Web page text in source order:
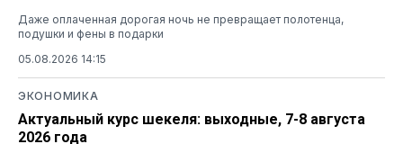
Даже оплаченная дорогая ночь не превращает полотенца,
подушки и фены в подарки
05.08.2026 14:15
ЭКОНОМИКА
Актуальный курс шекеля: выходные, 7-8 августа
2026 года